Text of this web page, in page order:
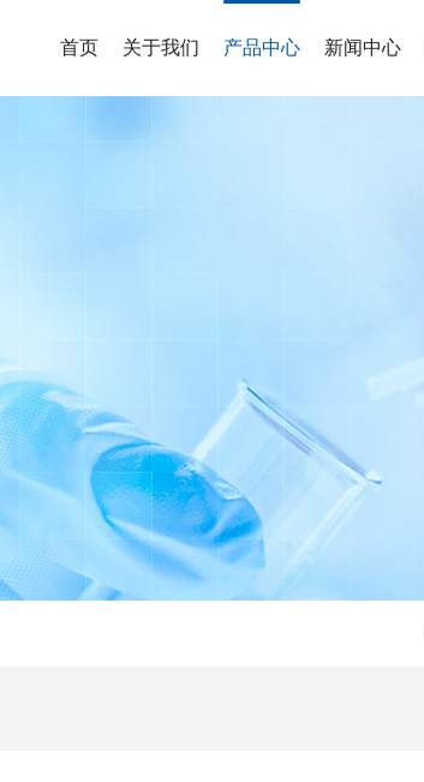
首页 关于我们 产品中心 新闻中心